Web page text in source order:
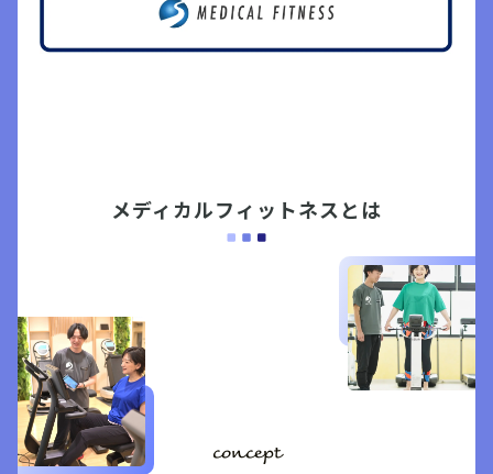
メディカルフィットネスとは
concept